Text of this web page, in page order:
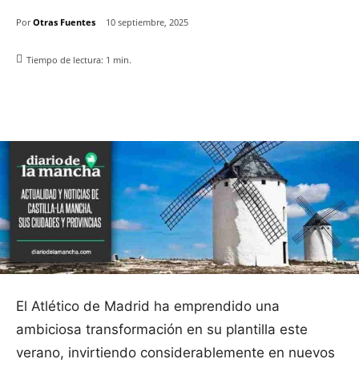
Por Otras Fuentes 10 septiembre, 2025
Tiempo de lectura: 1 min.
El Atlético de Madrid ha emprendido una
ambiciosa transformación en su plantilla este
verano, invirtiendo considerablemente en nuevos